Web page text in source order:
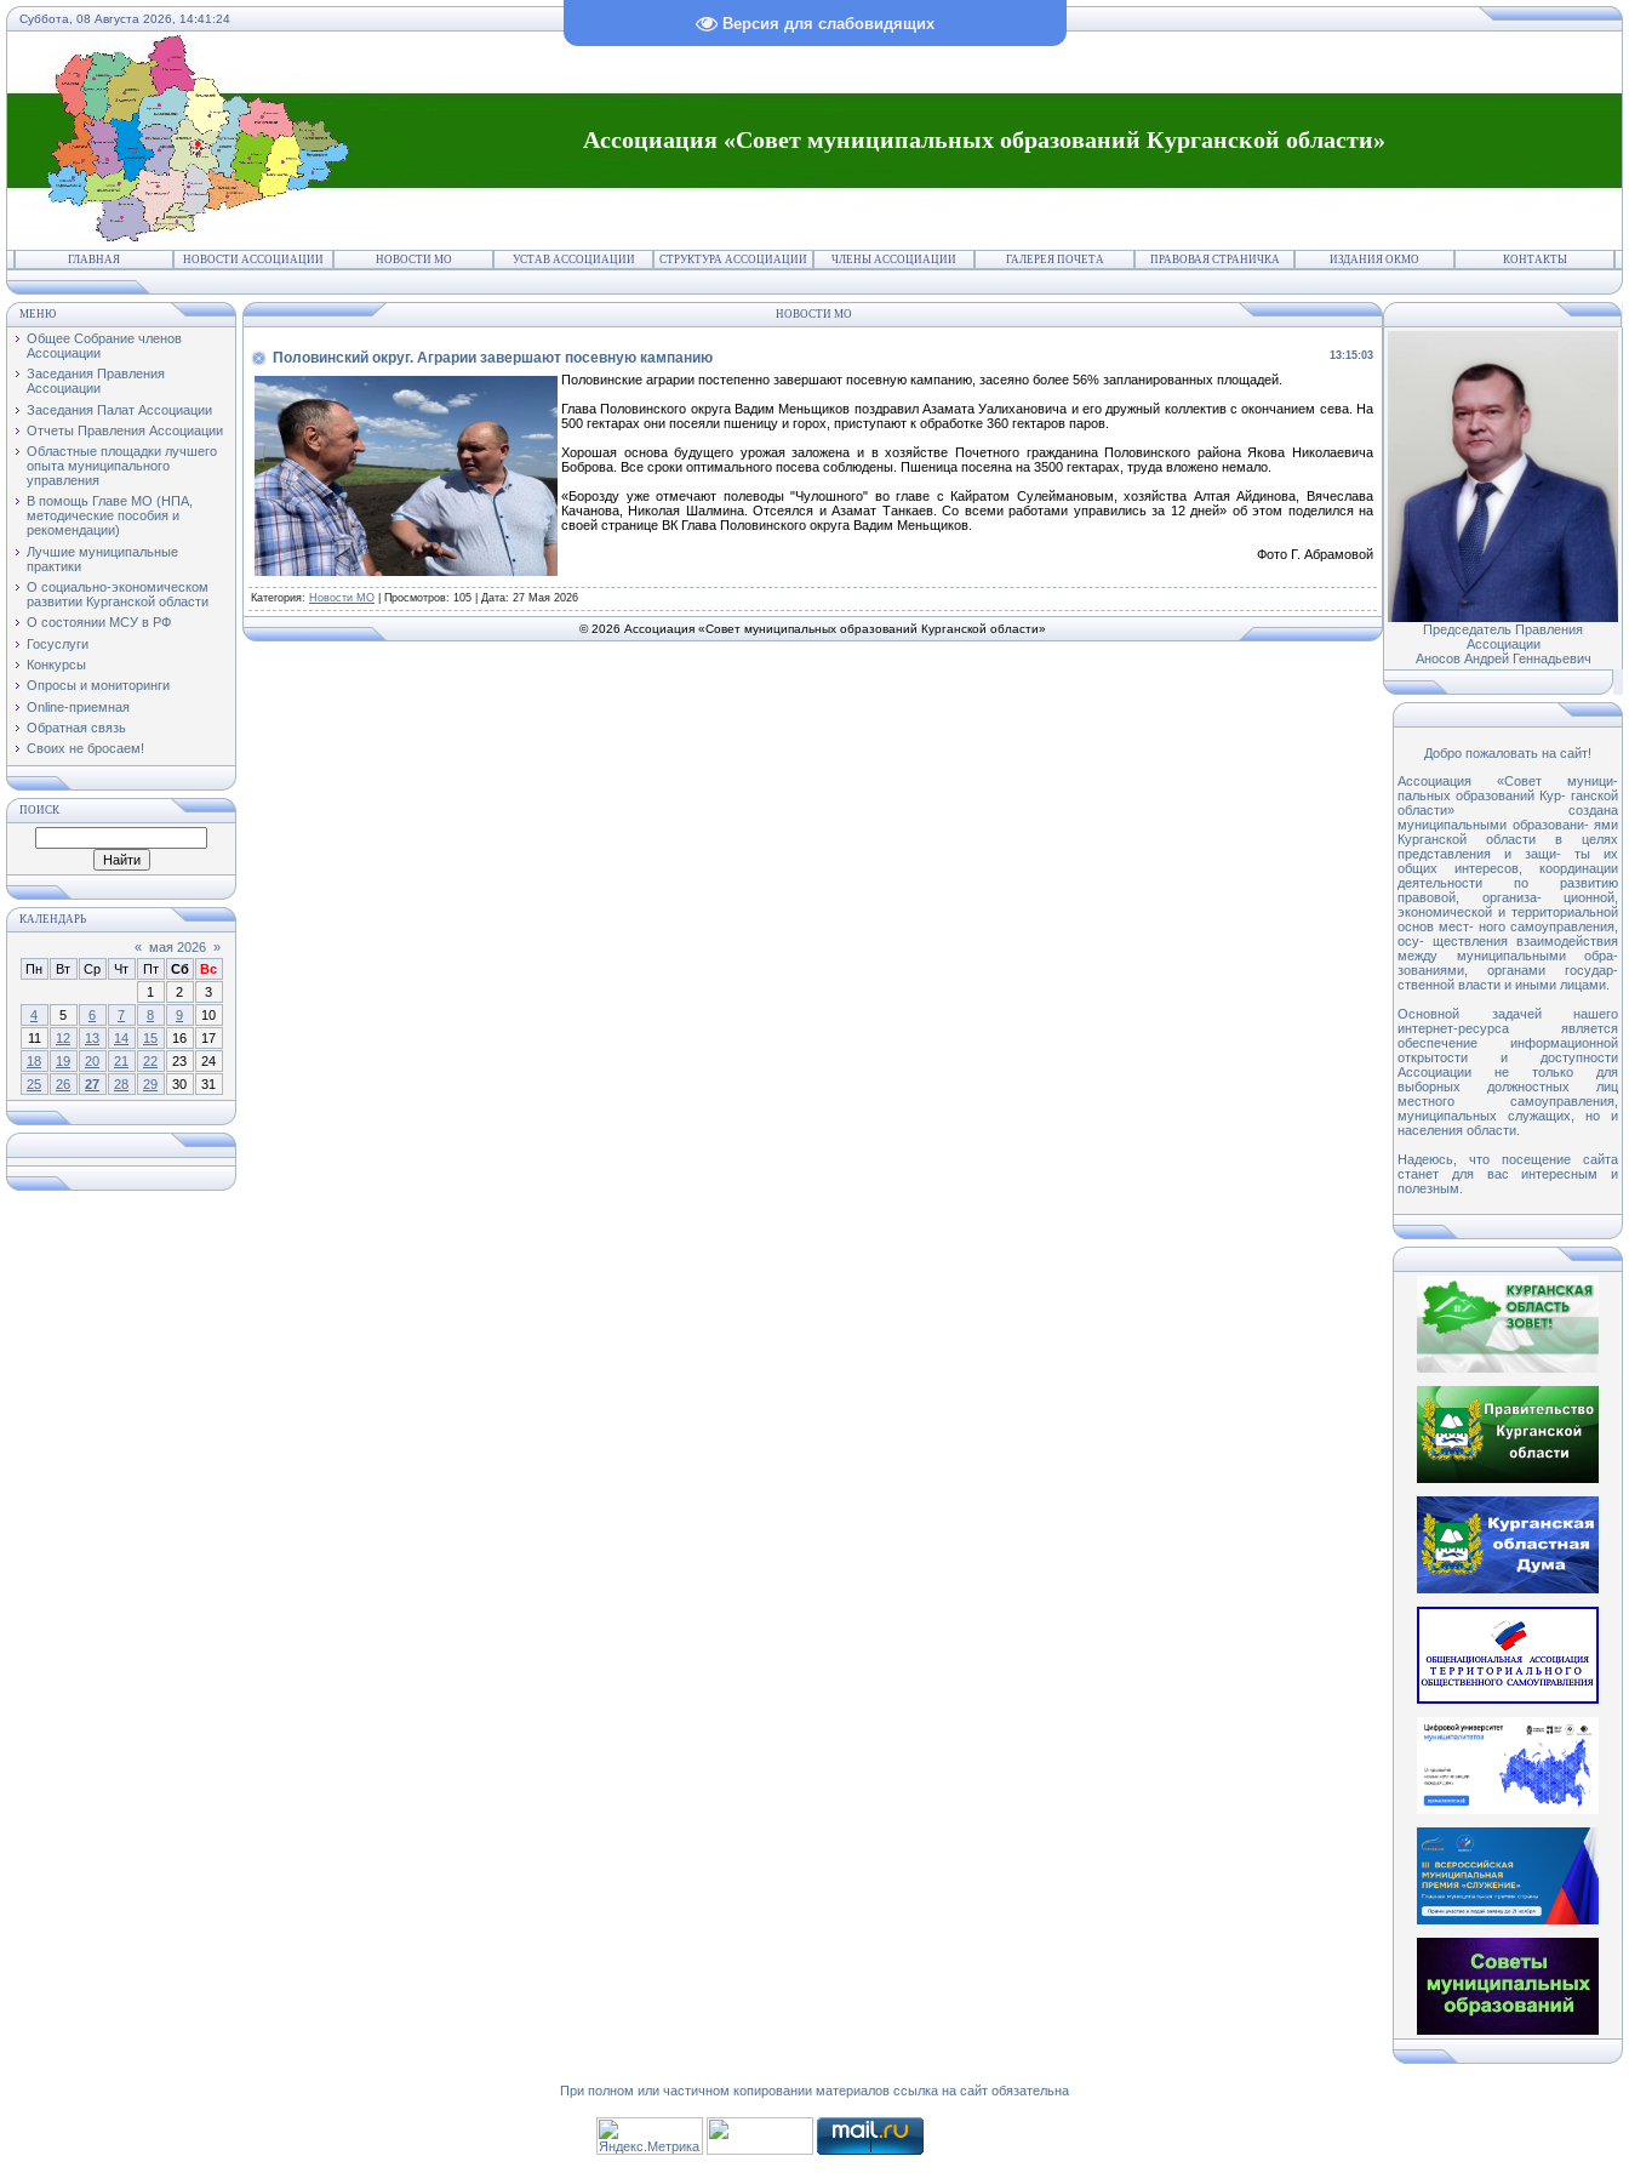
Версия для слабовидящих
Суббота, 08 Августа 2026, 14:41:24
Ассоциация «Совет муниципальных образований Курганской области»
ГЛАВНАЯ НОВОСТИ АССОЦИАЦИИ НОВОСТИ МО УСТАВ АССОЦИАЦИИ СТРУКТУРА АССОЦИАЦИИ ЧЛЕНЫ АССОЦИАЦИИ ГАЛЕРЕЯ ПОЧЕТА ПРАВОВАЯ СТРАНИЧКА ИЗДАНИЯ ОКМО КОНТАКТЫ
МЕНЮ
Общее Собрание членов
Ассоциации
Заседания Правления
Ассоциации
Заседания Палат Ассоциации
Отчеты Правления Ассоциации
Областные площадки лучшего
опыта муниципального
управления
В помощь Главе МО (НПА,
методические пособия и
рекомендации)
Лучшие муниципальные
практики
О социально-экономическом
развитии Курганской области
О состоянии МСУ в РФ
Госуслуги
Конкурсы
Опросы и мониторинги
Online-приемная
Обратная связь
Своих не бросаем!
ПОИСК
КАЛЕНДАРЬ
« мая 2026 »
Пн
Вт Ср Чт Пт Сб
Вс
1
2
3
4
5 6 7 8 9
10
11
12 13 14 15 16
17
18
19 20 21 22 23
24
25
26 27 28 29 30 31
НОВОСТИ МО
13:15:03
Половинский округ. Аграрии завершают посевную кампанию
Половинские аграрии постепенно завершают посевную кампанию, засеяно более 56% запланированных площадей.
Глава Половинского округа Вадим Меньщиков поздравил Азамата Уалихановича и его дружный коллектив с окончанием сева. На
500 гектарах они посеяли пшеницу и горох, приступают к обработке 360 гектаров паров.
Хорошая основа будущего урожая заложена и в хозяйстве Почетного гражданина Половинского района Якова Николаевича
Боброва. Все сроки оптимального посева соблюдены. Пшеница посеяна на 3500 гектарах, труда вложено немало.
«Борозду уже отмечают полеводы "Чулошного" во главе с Кайратом Сулеймановым, хозяйства Алтая Айдинова, Вячеслава
Качанова, Николая Шалмина. Отсеялся и Азамат Танкаев. Со всеми работами управились за 12 дней» об этом поделился на
своей странице ВК Глава Половинского округа Вадим Меньщиков.
Фото Г. Абрамовой
Категория: Новости МО Просмотров: 105 | Дата: 27 Мая 2026
© 2026 Ассоциация «Совет муниципальных образований Курганской области»
Председатель Правления
Ассоциации
Аносов Андрей Геннадьевич
Добро пожаловать на сайт!
Ассоциация «Совет муници-
пальных образований Кур- ганской
области» создана
муниципальными образовани- ями
Курганской области в целях
представления и защи- ты их
общих интересов, координации
деятельности по развитию
правовой, организа- ционной,
экономической и территориальной
основ мест- ного самоуправления,
осу- ществления взаимодействия
между муниципальными обра-
зованиями, органами государ-
ственной власти и иными лицами.
Основной задачей нашего
интернет-ресурса является
обеспечение информационной
открытости и доступности
Ассоциации не только для
выборных должностных лиц
местного самоуправления,
муниципальных служащих, но и
населения области.
Надеюсь, что посещение сайта
станет для вас интересным и
полезным.
При полном или частичном копировании материалов ссылка на сайт обязательна